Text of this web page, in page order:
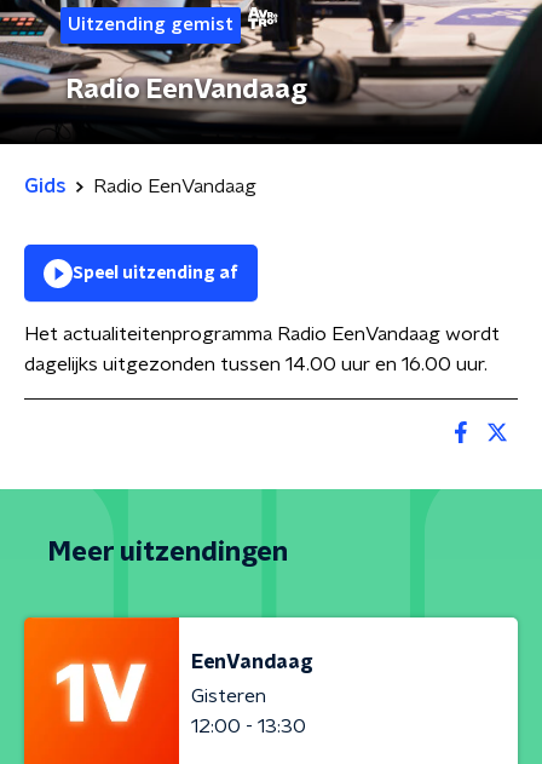
Uitzending gemist
Radio EenVandaag
Gids Radio EenVandaag
Speel uitzending af
Het actualiteitenprogramma Radio EenVandaag wordt
dagelijks uitgezonden tussen 14.00 uur en 16.00 uur.
Meer uitzendingen
EenVandaag
Gisteren
12:00 - 13:30